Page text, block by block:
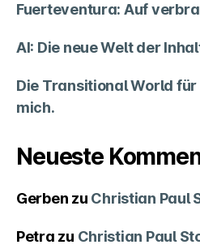
Fuerteventura: Auf
AI: Die neue Welt der
Die Transitional World für
mich.
Neueste
Gerben zu Christian Paul
Petra zu Christian Paul